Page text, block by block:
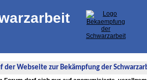
der Webseite zur Bekämpfung der